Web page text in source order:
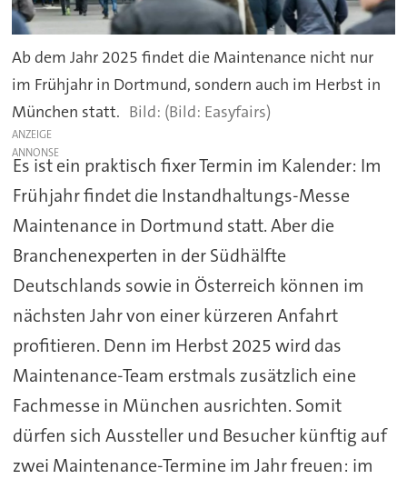
Ab dem Jahr 2025 findet die Maintenance nicht nur
im Frühjahr in Dortmund, sondern auch im Herbst in
München statt.
(Bild: Easyfairs)
ANZEIGE
Es ist ein praktisch fixer Termin im Kalender: Im
Frühjahr findet die Instandhaltungs-Messe
Maintenance in Dortmund statt. Aber die
Branchenexperten in der Südhälfte
Deutschlands sowie in Österreich können im
nächsten Jahr von einer kürzeren Anfahrt
profitieren. Denn im Herbst 2025 wird das
Maintenance-Team erstmals zusätzlich eine
Fachmesse in München ausrichten. Somit
dürfen sich Aussteller und Besucher künftig auf
zwei Maintenance-Termine im Jahr freuen: im